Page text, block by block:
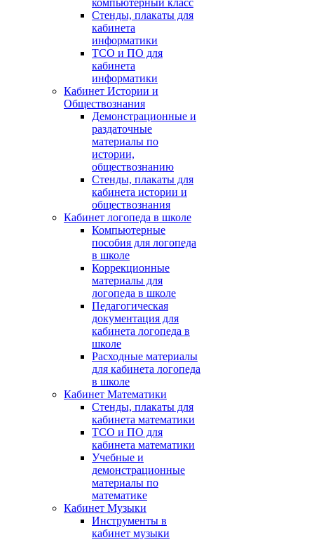
компьютерный класс
Стенды, плакаты для
кабинета
информатики
ТСО и ПО для
кабинета
информатики
Кабинет Истории и
Обществознания
Демонстрационные и
раздаточные
материалы по
истории,
обществознанию
Стенды, плакаты для
кабинета истории и
обществознания
Кабинет логопеда в школе
Компьютерные
пособия для логопеда
в школе
Коррекционные
материалы для
логопеда в школе
Педагогическая
документация для
кабинета логопеда в
школе
Расходные материалы
для кабинета логопеда
в школе
Кабинет Математики
Стенды, плакаты для
кабинета математики
ТСО и ПО для
кабинета математики
Учебные и
демонстрационные
материалы по
математике
Кабинет Музыки
Инструменты в
кабинет музыки